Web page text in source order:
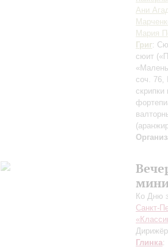
Ани
Мария
Григ:
сюит
соч.
Ко Дню
Санкт-
Глинка: